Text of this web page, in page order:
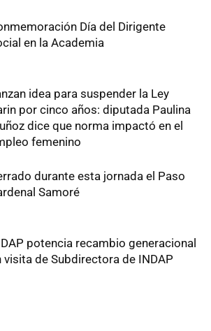
Día del Dirigente
en la Academia
idea para suspender la Ley
por cinco años: diputada Paulina
dice que norma impactó en el
femenino
durante esta jornada el Paso
Samoré
potencia recambio generacional
visita de Subdirectora de INDAP